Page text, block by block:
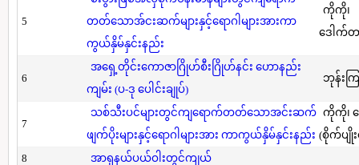
5
တတ်သောအ်ငးဆက်များနှင့်ရောဂါများအားကာ
ကွယ်နှိမ်နှင်းနည်း
ကိုကို၊
ဒေါက်တ
6
အရှေ့တိုင်းကောဇာဂြိုဟ်စီးဂြိုဟ်နင်း ဟောနည်း
ကျမ်း (ပ-ဒု ပေါင်းချုပ်)
ဘုန်းက
7
သစ်သီးပင်များတွင်ကျရောက်တတ်သောအင်းဆက်
ဖျက်ပိုးများနှင့်ရောဂါများအား ကာကွယ်နှိမ်နှင်းနည်း
ကိုကို၊
(စိုက်ပျိုး
8
အာရှနယ်ပယ်ဝါးတွင်ကျယ်